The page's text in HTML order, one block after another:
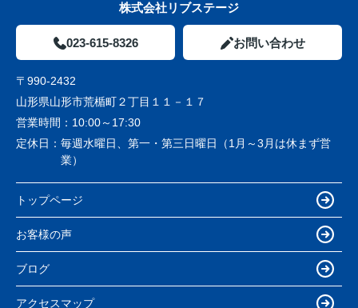
株式会社リブステージ
023-615-8326 お問い合わせ
〒990-2432
山形県山形市荒楯町２丁目１１－１７
営業時間： 10:00～17:30
定休日： 毎週水曜日、第一・第三日曜日（1月～3月は休まず営
業）
トップページ
お客様の声
ブログ
アクセスマップ